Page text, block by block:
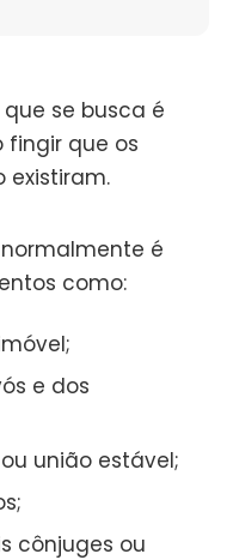
se busca é
que os
existiram.
é
como:
e dos
união estável;
cônjuges ou